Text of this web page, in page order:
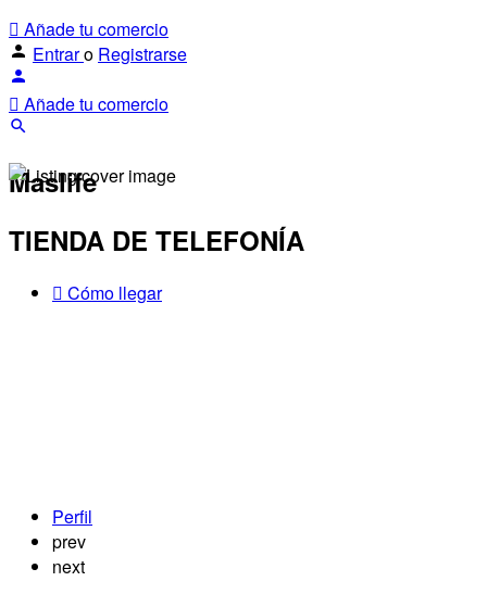
Añade tu comercio
Entraro Registrarse
Añade tu comercio
Maslife
TIENDA DE TELEFONÍA
Cómo llegar
Perfil
prev
next